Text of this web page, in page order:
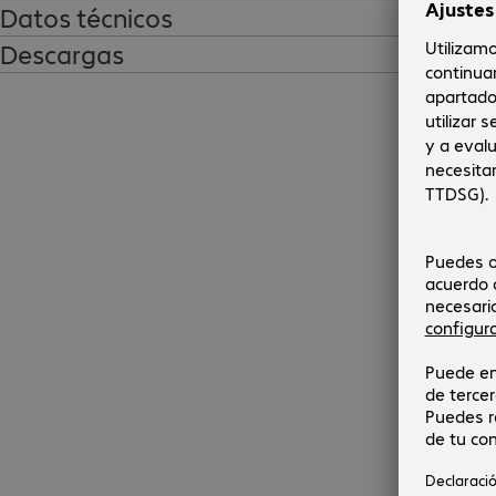
La imagen puede diferir del producto
Datos técnicos
Descargas